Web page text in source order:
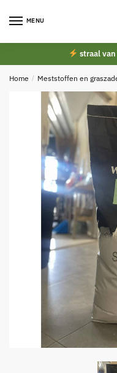
MENU
straal
Home / Meststoffen en